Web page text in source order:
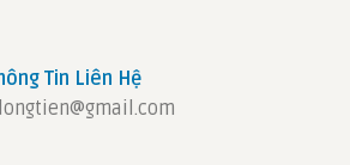
Tin Liên Hệ